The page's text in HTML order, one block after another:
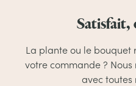
Satisfait,
La plante ou le bouquet
votre commande ?
avec toutes